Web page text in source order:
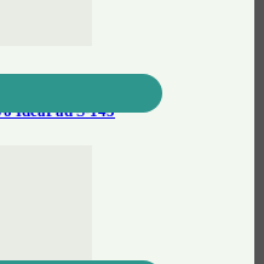
IdeaPad S-145